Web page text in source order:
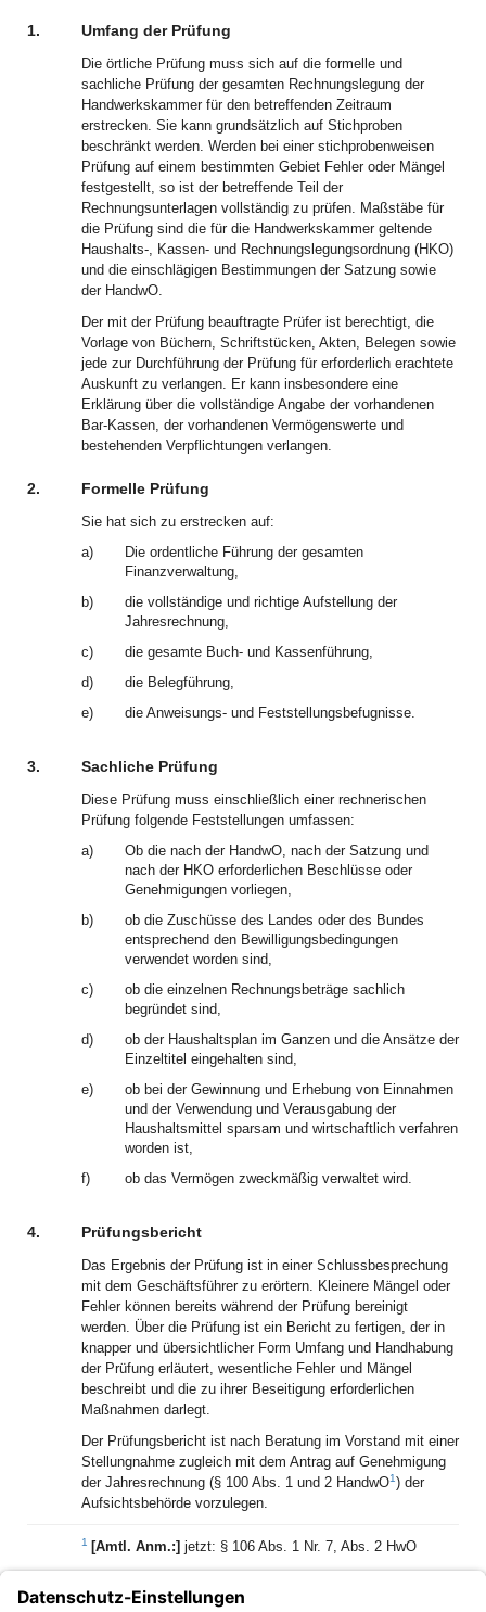
1. Umfang der Prüfung
Die örtliche Prüfung muss sich auf die formelle und
sachliche Prüfung der gesamten Rechnungslegung der
Handwerkskammer für den betreffenden Zeitraum
erstrecken. Sie kann grundsätzlich auf Stichproben
beschränkt werden. Werden bei einer stichprobenweisen
Prüfung auf einem bestimmten Gebiet Fehler oder Mängel
festgestellt, so ist der betreffende Teil der
Rechnungsunterlagen vollständig zu prüfen. Maßstäbe für
die Prüfung sind die für die Handwerkskammer geltende
Haushalts-, Kassen- und Rechnungslegungsordnung (HKO)
und die einschlägigen Bestimmungen der Satzung sowie
der HandwO.
Der mit der Prüfung beauftragte Prüfer ist berechtigt, die
Vorlage von Büchern, Schriftstücken, Akten, Belegen sowie
jede zur Durchführung der Prüfung für erforderlich erachtete
Auskunft zu verlangen. Er kann insbesondere eine
Erklärung über die vollständige Angabe der vorhandenen
Bar-Kassen, der vorhandenen Vermögenswerte und
bestehenden Verpflichtungen verlangen.
2. Formelle Prüfung
Sie hat sich zu erstrecken auf:
a)
Die ordentliche Führung der gesamten
Finanzverwaltung,
b)
die vollständige und richtige Aufstellung der
Jahresrechnung,
c)
die gesamte Buch- und Kassenführung,
d)
die Belegführung,
e)
die Anweisungs- und Feststellungsbefugnisse.
3. Sachliche Prüfung
Diese Prüfung muss einschließlich einer rechnerischen
Prüfung folgende Feststellungen umfassen:
a)
Ob die nach der HandwO, nach der Satzung und
nach der HKO erforderlichen Beschlüsse oder
Genehmigungen vorliegen,
b)
ob die Zuschüsse des Landes oder des Bundes
entsprechend den Bewilligungsbedingungen
verwendet worden sind,
c)
ob die einzelnen Rechnungsbeträge sachlich
begründet sind,
d)
ob der Haushaltsplan im Ganzen und die Ansätze der
Einzeltitel eingehalten sind,
e)
ob bei der Gewinnung und Erhebung von Einnahmen
und der Verwendung und Verausgabung der
Haushaltsmittel sparsam und wirtschaftlich verfahren
worden ist,
f)
ob das Vermögen zweckmäßig verwaltet wird.
4. Prüfungsbericht
Das Ergebnis der Prüfung ist in einer Schlussbesprechung
mit dem Geschäftsführer zu erörtern. Kleinere Mängel oder
Fehler können bereits während der Prüfung bereinigt
werden. Über die Prüfung ist ein Bericht zu fertigen, der in
knapper und übersichtlicher Form Umfang und Handhabung
der Prüfung erläutert, wesentliche Fehler und Mängel
beschreibt und die zu ihrer Beseitigung erforderlichen
Maßnahmen darlegt.
Der Prüfungsbericht ist nach Beratung im Vorstand mit einer
Stellungnahme zugleich mit dem Antrag auf Genehmigung
der Jahresrechnung (§ 100 Abs. 1 und 2 HandwO1) der
Aufsichtsbehörde vorzulegen.
1 [Amtl. Anm.:] jetzt: § 106 Abs. 1 Nr. 7, Abs. 2 HwO